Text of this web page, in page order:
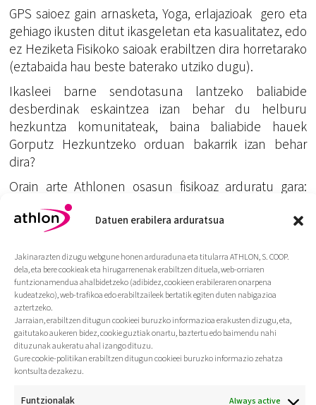
Datuen erabilera arduratsua
Jakinarazten dizugu webgune honen arduraduna eta titularra ATHLON, S. COOP.
dela, eta bere cookieak eta hirugarrenenak erabiltzen dituela, web-orriaren
funtzionamendua ahalbidetzeko (adibidez, cookieen erabileraren onarpena
kudeatzeko), web-trafikoa edo erabiltzaileek bertatik egiten duten nabigazioa
aztertzeko.
Jarraian, erabiltzen ditugun cookieei buruzko informazioa erakusten dizugu, eta,
gaitutako aukeren bidez, cookie guztiak onartu, baztertu edo baimendu nahi
dituzunak aukeratu ahal izango dituzu.
Gure cookie-politikan erabiltzen ditugun cookieei buruzko informazio zehatza
kontsulta dezakezu.
Funtzionalak Always active
GPS saioez gain arnasketa, Yoga, erlajazioak gero eta
gehiago ikusten ditut ikasgeletan eta kasualitatez, edo
ez Heziketa Fisikoko saioak erabiltzen dira horretarako
(eztabaida hau beste baterako utziko dugu).
Ikasleei barne sendotasuna lantzeko baliabide
desberdinak eskaintzea izan behar du helburu
hezkuntza komunitateak, baina baliabide hauek
Gorputz Hezkuntzeko orduan bakarrik izan behar
dira?
Orain arte Athlonen osasun fisikoaz arduratu gara:
prebentzioan gehienbat. Prest gaude osasun
mentalera jauzi egiteko? Egin behar dugu?
Kepa Isasmendi Gabilondo